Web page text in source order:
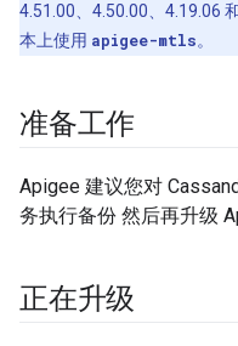
4.51.00、4.50.00、4.19.06
本上使用 apigee-mtls。
准备工作
Apigee 建议您对
务执行备份 然后再升级
正在升级